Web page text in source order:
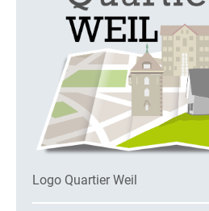
Logo Quartier Weil